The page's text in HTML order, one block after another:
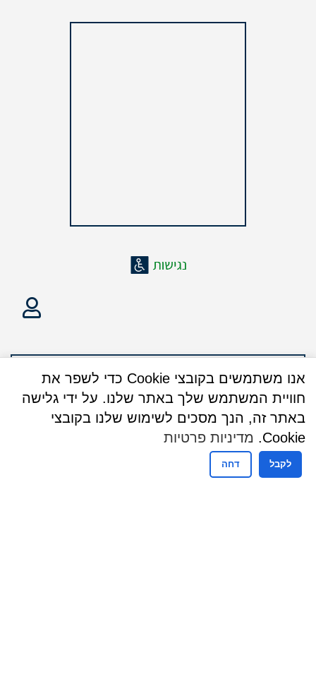
אנו משתמשים בקובצי Cookie כדי לשפר את
חוויית המשתמש שלך באתר שלנו. על ידי גלישה
באתר זה, הנך מסכים לשימוש שלנו בקובצי
Cookie.
מדיניות פרטיות
לקבל דחה